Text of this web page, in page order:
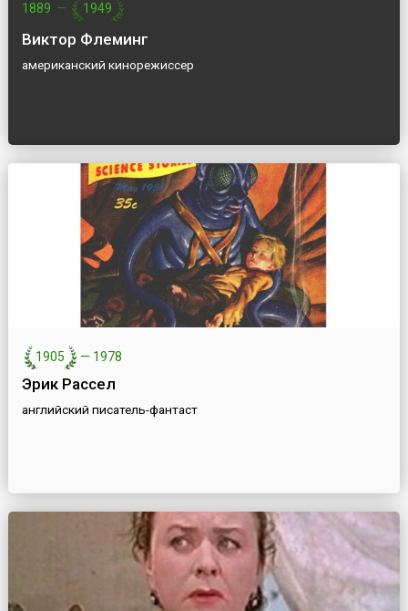
1889 — 1949
Виктор Флеминг
американский кинорежиссер
1905 — 1978
Эрик Рассел
английский писатель-фантаст